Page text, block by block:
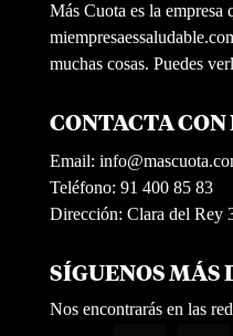
Más Cuota es la empresa
muchas cosas. Puedes
CONTACTA CON
Email:
Teléfono: 91 400 85 83
Dirección: Clara del Rey
SÍGUENOS MÁS
Nos encontrarás en las